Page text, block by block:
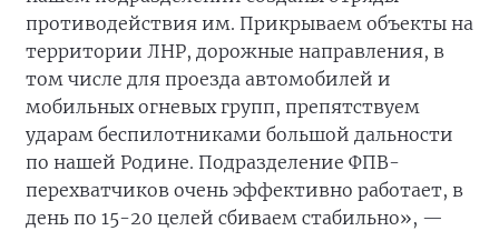
противодействия им. Прикрываем объекты на
территории ЛНР, дорожные направления, в
том числе для проезда автомобилей и
мобильных огневых групп, препятствуем
ударам беспилотниками большой дальности
по нашей Родине. Подразделение ФПВ-
перехватчиков очень эффективно работает, в
день по 15-20 целей сбиваем стабильно», —